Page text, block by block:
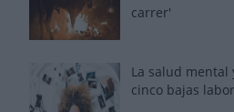
carrer'
La salud mental
cinco bajas